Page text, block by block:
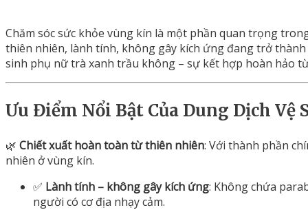
Chăm sócsức khỏe vùng kín là một phần quan trọng
thiên nhiên, lành tính, không gây kích ứng đangtrởthành
sinh phụ nữtrà xanh trầu không – sự kết hợp hoàn hảo
Ưu Điểm Nổi Bật Của Dung Dịch Vệ
🌿 Chiếtxuấthoàntoàntừthiên nhiên: Với thành phần
nhiên ởvùng kín.
✅ Lànhtính – không gâykích ứng: Khôngchứa
người có cơ địa nhạycảm.